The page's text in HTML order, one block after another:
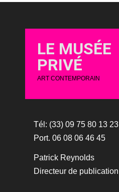
LE MUSÉE
PRIVÉ
ART CONTEMPORAIN
Tél: (33) 09 75 80 13 23
Port. 06 08 06 46 45
Patrick Reynolds
Directeur de publication